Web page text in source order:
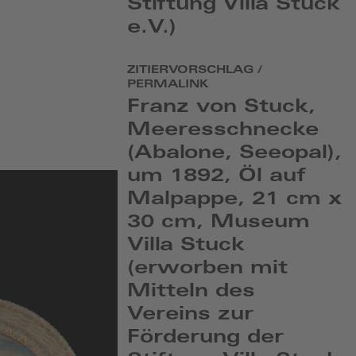
Stiftung Villa Stuck
e.V.)
ZITIERVORSCHLAG /
PERMALINK
Franz von Stuck,
Meeresschnecke
(Abalone, Seeopal),
um 1892, Öl auf
Malpappe, 21 cm x
30 cm, Museum
Villa Stuck
(erworben mit
Mitteln des
Vereins zur
Förderung der